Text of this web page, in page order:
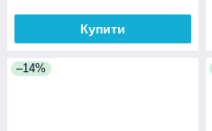
Купити
–14%